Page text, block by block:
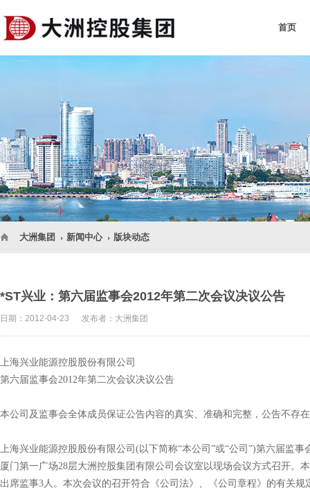
首页
大洲集团 新闻中心 版块动态
*ST兴业：第六届监事会2012年第二次会议决议公告
日期：2012-04-23 发布者：大洲集团
上海兴业能源控股股份有限公司
第六届监事会2012年第二次会议决议公告
本公司及监事会全体成员保证公告内容的真实、准确和完整，公告不存
上海兴业能源控股股份有限公司(以下简称“本公司”或“公司”)第六届监
厦门第一广场28层大洲控股集团有限公司会议室以现场会议方式召开。
出席监事3人。本次会议的召开符合《公司法》、《公司章程》的有关规